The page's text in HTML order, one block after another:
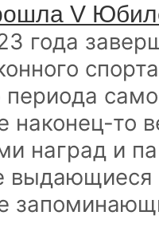
V
года
периода
наконец-то
наград и
выдающиеся